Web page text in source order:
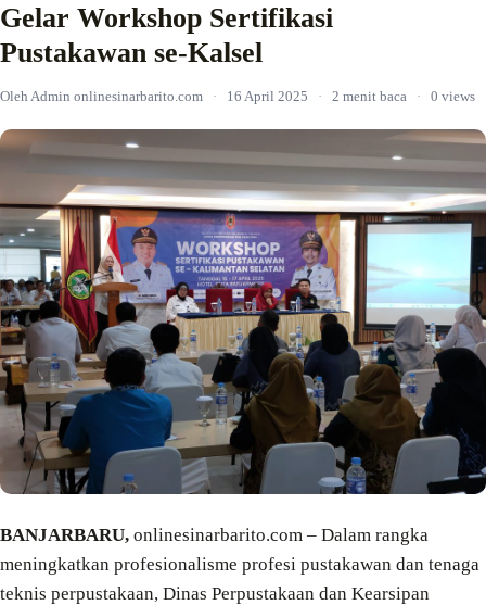
Gelar Workshop Sertifikasi
Pustakawan se-Kalsel
Oleh Admin onlinesinarbarito.com · 16 April 2025 · 2 menit baca · 0 views
BANJARBARU, onlinesinarbarito.com – Dalam rangka
meningkatkan profesionalisme profesi pustakawan dan tenaga
teknis perpustakaan, Dinas Perpustakaan dan Kearsipan